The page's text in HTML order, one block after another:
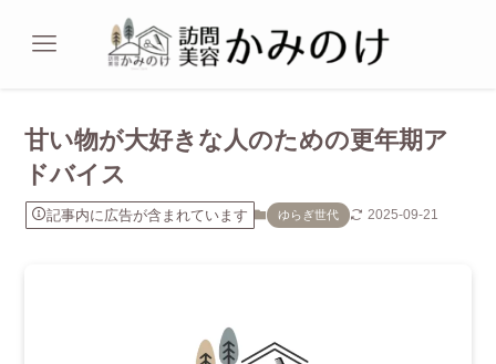
甘い物が大好きな人のための更年期ア
ドバイス
記事内に広告が含まれています ゆらぎ世代 2025-09-21